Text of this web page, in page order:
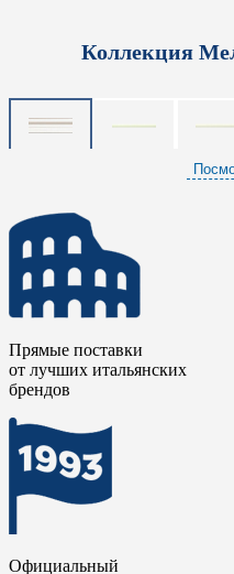
Коллекция
Прямые поставки
от лучших итальянских
брендов
Официальный